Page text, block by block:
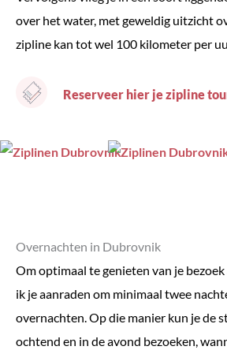
over het water, met geweldig uitzicht
zipline kan tot wel 100 kilometer per
Reserveer hier je zipline
Overnachten in Dubrovnik
Om optimaal te genieten van je
ik je aanraden om minimaal twee
overnachten. Op die manier kun je de
ochtend en in de avond bezoeken,